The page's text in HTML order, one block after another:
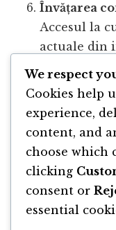
Învățarea
Accesul la
actuale din
relevantă.
iar
competitiv
proiectele
We respect
Cookies help
experience,
content, and
choose which
clicking
consent or
essential